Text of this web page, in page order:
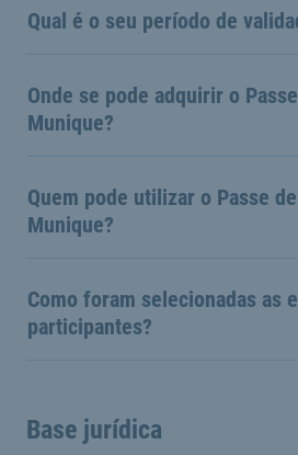
Qual é o seu período de
Onde se pode adquirir o
Munique?
Quem pode utilizar o Passe
Munique?
Como foram selecionadas as
participantes?
Base jurídica